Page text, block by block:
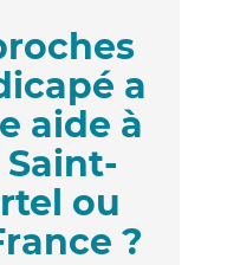
a
aide à
ou
?